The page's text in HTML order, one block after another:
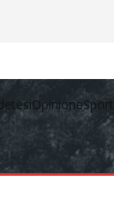
OpinioneSport